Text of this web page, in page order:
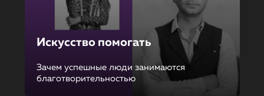
Искусство помогать
Зачем успешные люди занимаются
благотворительностью